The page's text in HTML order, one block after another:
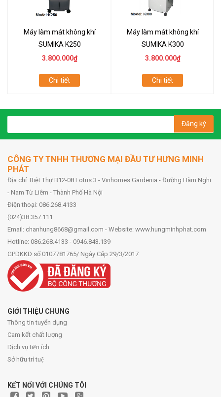
Máy làm mát không khí
SUMIKA K250
3.800.000₫
Chi tiết
Máy làm mát không khí
SUMIKA K300
3.800.000₫
Chi tiết
Đăng ký
CÔNG TY TNHH THƯƠNG MẠI ĐẦU TƯ HƯNG MINH
PHÁT
Địa chỉ: Biệt Thự B12-08 Lotus 3 - Vinhomes Gardenia - Đường Hàm Nghi
- Nam Từ Liêm - Thành Phố Hà Nội
Điện thoại: 086.268.4133
(024)38.357.111
Email: chanhung8668@gmail.com - Website: www.hungminhphat.com
Hotline: 086.268.4133 - 0946.843.139
GPDKKD số 0107781765/ Ngày Cấp 29/3/2017
GIỚI THIỆU CHUNG
Thông tin tuyển dụng
Cam kết chất lượng
Dịch vụ tiện ích
Sở hữu trí tuệ
KẾT NỐI VỚI CHÚNG TÔI